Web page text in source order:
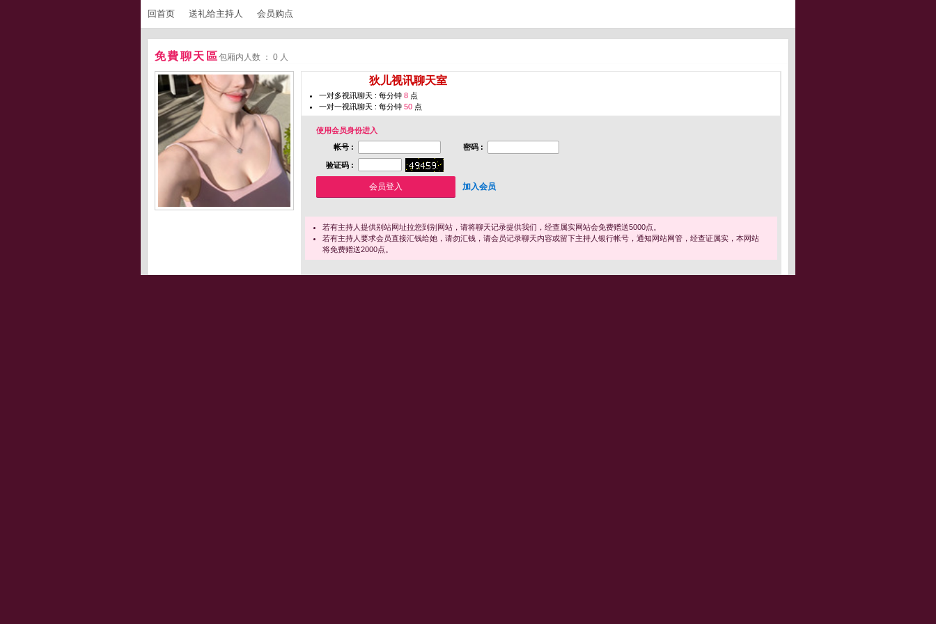
回首页 送礼给主持人 会员购点
免費聊天區包厢内人数 ： 0 人
狄儿视讯聊天室
一对多视讯聊天 : 每分钟 8 点
一对一视讯聊天 : 每分钟 50 点
使用会员身份进入
帐号 :
密码 :
验证码 :
加入会员
若有主持人提供别站网址拉您到别网站，请将聊天记录提供我们，经查属实网站会免费赠送5000点。
若有主持人要求会员直接汇钱给她，请勿汇钱，请会员记录聊天内容或留下主持人银行帐号，通知网站网管，经查证属实，本网站
将免费赠送2000点。